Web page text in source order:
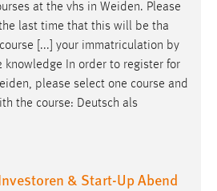
at the vhs in Weiden. Please
last time that this will be tha
[...] your immatriculation by
knowledge In order to register for
, please select one course and
the course: Deutsch als
& Start-Up Abend
Informationen anonym.
helfen uns zu verstehen, wie
Website nutzen.